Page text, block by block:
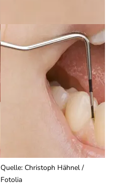
Quelle: Christoph Hähnel /
Fotolia